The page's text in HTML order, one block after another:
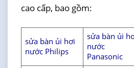
cao cấp, bao gồm:
sửa bàn ủi hơi
nước Philips
sửa bàn ủi
nước
Panasonic